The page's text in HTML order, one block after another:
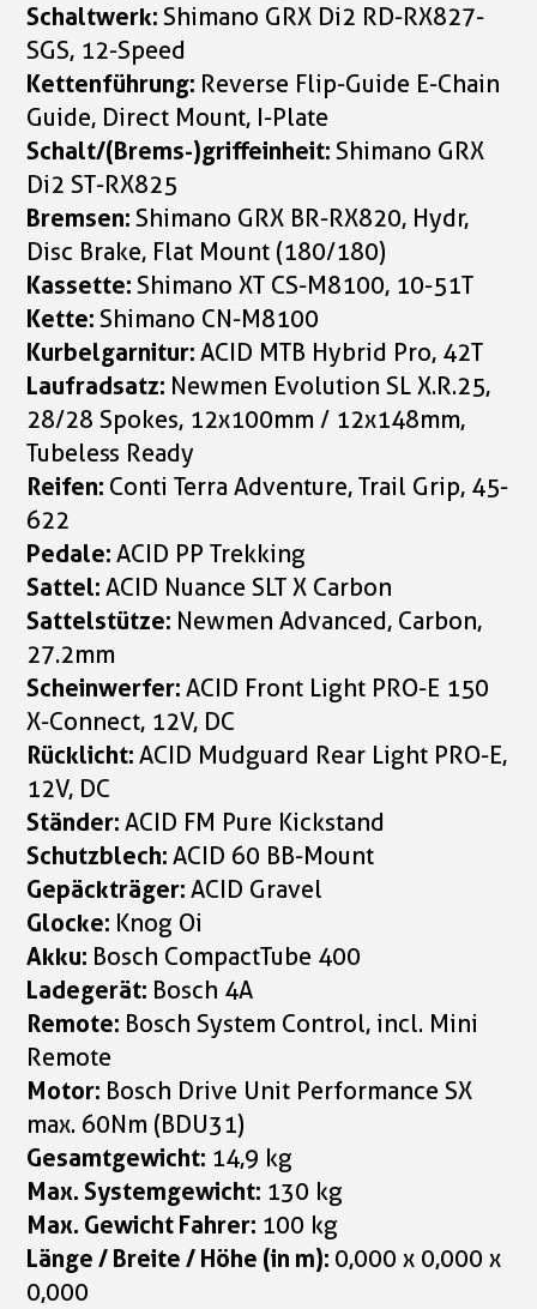
Schaltwerk:Shimano GRX Di2 RD-RX827-
SGS, 12-Speed
Kettenführung: Reverse Flip-Guide E-Chain
Guide, Direct Mount, I-Plate
Schalt/(Brems-)griffeinheit:Shimano GRX
Di2 ST-RX825
Bremsen:Shimano GRX BR-RX820, Hydr,
Disc Brake, Flat Mount (180/180)
Kassette:Shimano XT CS-M8100, 10-51T
Kette:Shimano CN-M8100
Kurbelgarnitur:ACID MTB Hybrid Pro, 42T
Laufradsatz: Newmen Evolution SL X.R.25,
28/28 Spokes, 12x100mm / 12x148mm,
Tubeless Ready
Reifen: Conti Terra Adventure, Trail Grip, 45-
622
Pedale:ACID PP Trekking
Sattel:ACID Nuance SLT X Carbon
Sattelstütze: Newmen Advanced, Carbon,
27.2mm
Scheinwerfer:ACID Front Light PRO-E 150
X-Connect, 12V, DC
Rücklicht:ACID Mudguard Rear Light PRO-E,
12V, DC
Ständer:ACID FM Pure Kickstand
Schutzblech:ACID 60 BB-Mount
Gepäckträger:ACID Gravel
Glocke: Knog Oi
Akku: Bosch CompactTube 400
Ladegerät: Bosch 4A
Remote: Bosch System Control, incl. Mini
Remote
Motor: Bosch Drive Unit Performance SX
max. 60Nm (BDU31)
Gesamtgewicht: 14,9 kg
Max. Systemgewicht: 130 kg
Max. Gewicht Fahrer: 100 kg
Länge / Breite / Höhe (in m): 0,000 x 0,000 x
0,000